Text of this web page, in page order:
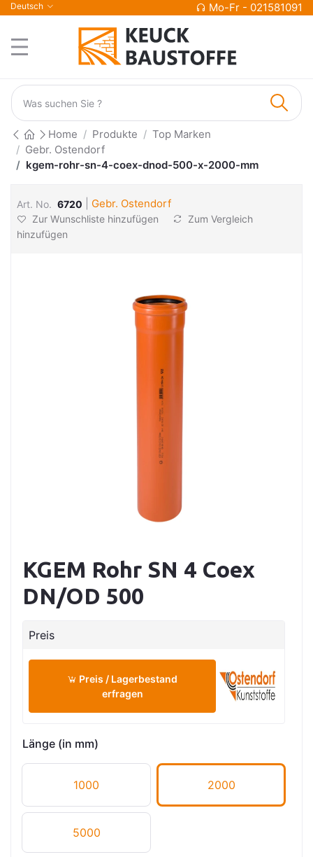
Deutsch Mo-Fr - 021581091
Home Produkte
Top Marken
Gebr. Ostendorf
kgem-rohr-sn-4-coex-dnod-500-x-2000-mm
Art. No. 6720 Gebr. Ostendorf
Zur Wunschliste hinzufügen
Zum Vergleich
hinzufügen
KGEM Rohr SN 4 Coex
DN/OD 500
Preis
Preis / Lagerbestand
erfragen
Länge (in mm)
1000 2000
5000